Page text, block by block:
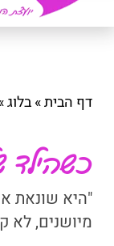
דף הבית»בלוג
כשהילד
"היא שונאת
מיושנים, לא